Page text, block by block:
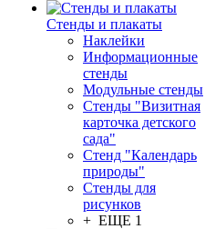
Стенды и плакаты
Наклейки
Информационные
стенды
Модульные стенды
Стенды "Визитная
карточка детского
сада"
Стенд "Календарь
природы"
Стенды для
рисунков
+ ЕЩЕ 1